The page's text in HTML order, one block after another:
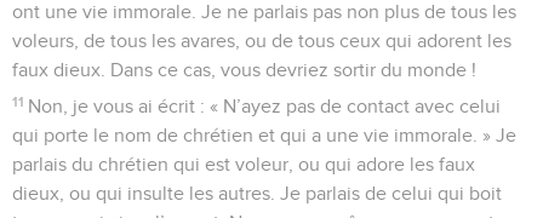
ont une vie immorale. Je ne parlais pas non plus de tous les
voleurs, de tous les avares, ou de tous ceux qui adorent les
faux dieux. Dans ce cas, vous devriez sortir du monde !
11 Non, je vous ai écrit : « N’ayez pas de contact avec celui
qui porte le nom de chrétien et qui a une vie immorale. » Je
parlais du chrétien qui est voleur, ou qui adore les faux
dieux, ou qui insulte les autres. Je parlais de celui qui boit